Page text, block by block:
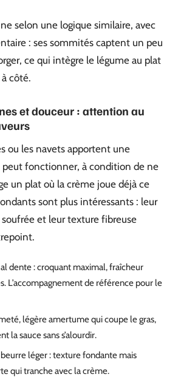
selon une logique similaire, avec
: ses sommités captent un peu
ce qui intègre le légume au plat
côté.
et douceur : attention au
ou les navets apportent une
peut fonctionner, à condition de ne
un plat où la crème joue déjà ce
sont plus intéressants : leur
et leur texture fibreuse
dente : croquant maximal, fraîcheur
L’accompagnement de référence pour le
légère amertume qui coupe le gras,
la sauce sans s’alourdir.
léger : texture fondante mais
qui tranche avec la crème.